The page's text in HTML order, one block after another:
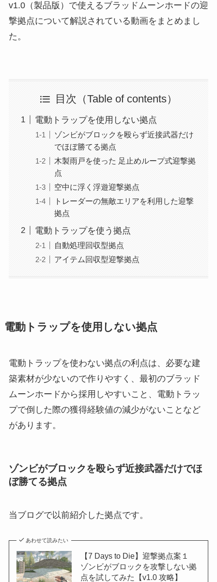
v1.0（製品版）で使えるブラッドムーンホードの迎
撃拠点について解説されている動画をまとめまし
た。
目次（Table of contents）
電動トラップを使用しない拠点
ゾンビがブロックを殴らず近接武器だけ
でほぼ勝てる拠点
木製雨戸を使った 足止めループ式迎撃拠
点
空中に浮く浮遊迎撃拠点
トレーダーの無敵エリアを利用した迎撃
拠点
電動トラップを使う拠点
自動処理回収型拠点
アイテム回収型迎撃拠点
電動トラップを使用しない拠点
電動トラップを使わない拠点の利点は、必要な建
築素材が少ないので作りやすく、最初のブラッド
ムーンホードから採用しやすいこと、電動トラッ
プで倒した際の獲得経験値の減少がないことなど
があります。
ゾンビがブロックを殴らず近接武器だけでほ
ぼ勝てる拠点
当ブログで以前紹介した拠点です。
あわせて読みたい
【7 Days to Die】迎撃拠点案１
ゾンビがブロックを攻撃しない拠
点を試してみた【v1.0 攻略】